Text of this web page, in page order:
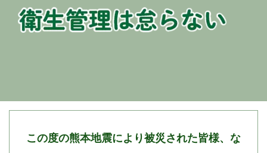
この度の熊本地震により被災された皆様、な